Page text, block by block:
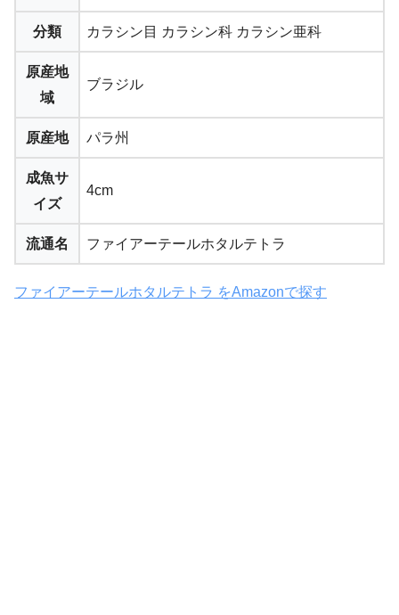
分類 カラシン目 カラシン科 カラシン亜科
原産地
域
ブラジル
原産地 パラ州
成魚サ
イズ
4cm
流通名 ファイアーテールホタルテトラ
ファイアーテールホタルテトラ をAmazonで探す